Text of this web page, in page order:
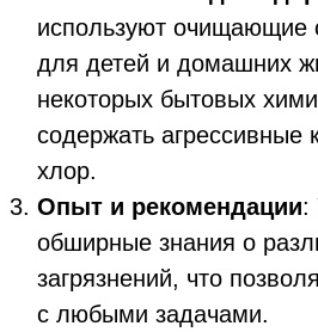
используют очищающие
для детей и домашних
некоторых бытовых
содержать агрессивные
хлор.
Опыт и рекомендации:
обширные знания о
загрязнений, что
с любыми задачами.